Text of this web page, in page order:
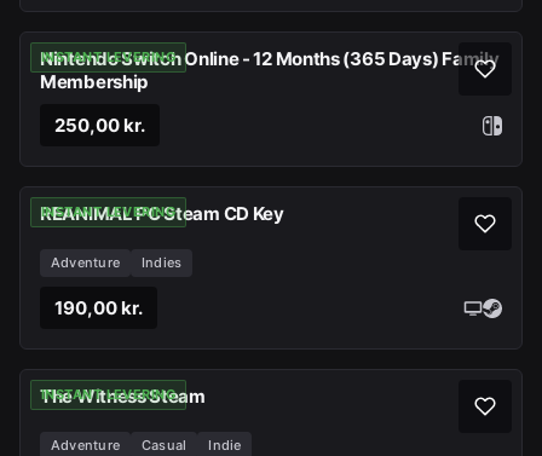
INSTANT LEVERING
Nintendo Switch Online - 12 Months (365 Days) Family
Membership
250,00 kr.
INSTANT LEVERING
REANIMAL PC Steam CD Key
Adventure Indies
190,00 kr.
INSTANT LEVERING
The Witness Steam
Adventure Casual Indie